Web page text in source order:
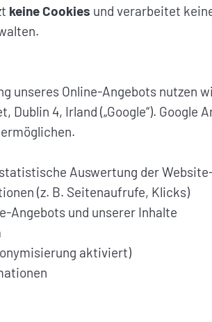
keine Cookies und verarbeitet
unseres Online-Angebots nutzen
Dublin 4, Irland („Google“).
Auswertung der
(z. B. Seitenaufrufe, Klicks)
Angebots und unserer Inhalte
aktiviert)